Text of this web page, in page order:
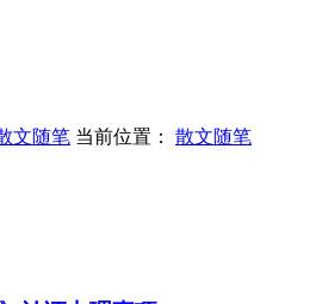
文随笔 当前位置： 散文随笔